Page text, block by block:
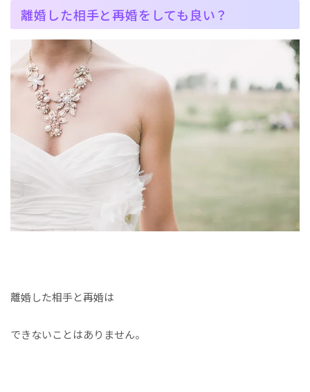
離婚した相手と再婚をしても良い？
離婚した相手と再婚は
できないことはありません。